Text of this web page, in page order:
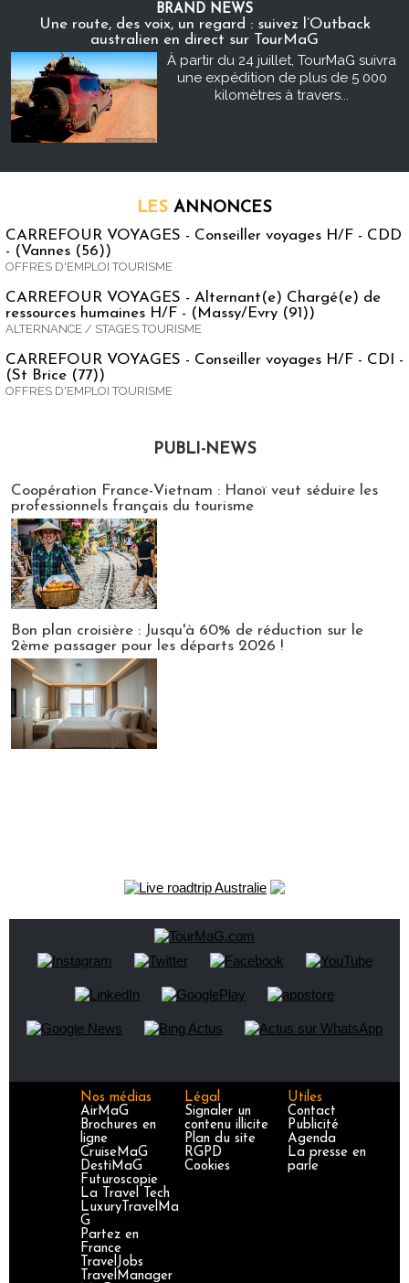
BRAND NEWS
Une route, des voix, un regard : suivez l’Outback
australien en direct sur TourMaG
À partir du 24 juillet, TourMaG suivra
une expédition de plus de 5 000
kilomètres à travers...
LES ANNONCES
CARREFOUR VOYAGES - Conseiller voyages H/F - CDD
- (Vannes (56))
OFFRES D'EMPLOI TOURISME
CARREFOUR VOYAGES - Alternant(e) Chargé(e) de
ressources humaines H/F - (Massy/Evry (91))
ALTERNANCE / STAGES TOURISME
CARREFOUR VOYAGES - Conseiller voyages H/F - CDI -
(St Brice (77))
OFFRES D'EMPLOI TOURISME
PUBLI-NEWS
Coopération France-Vietnam : Hanoï veut séduire les
professionnels français du tourisme
Bon plan croisière : Jusqu'à 60% de réduction sur le
2ème passager pour les départs 2026 !
Nos médias
AirMaG
Brochures en
ligne
CruiseMaG
DestiMaG
Futuroscopie
La Travel Tech
LuxuryTravelMa
G
Partez en
France
TravelJobs
TravelManager
Légal
Signaler un
contenu illicite
Plan du site
RGPD
Cookies
Utiles
Contact
Publicité
Agenda
La presse en
parle